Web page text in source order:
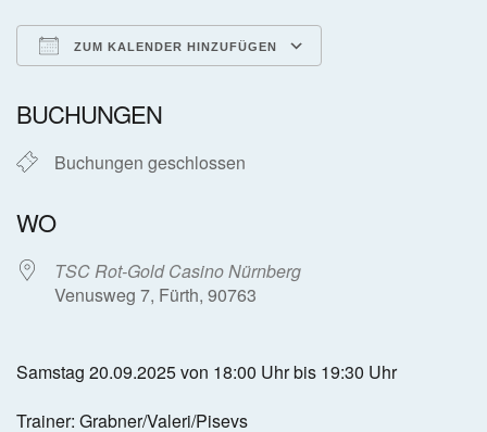
ZUM KALENDER HINZUFÜGEN
BUCHUNGEN
Buchungen geschlossen
WO
TSC Rot-Gold Casino Nürnberg
Venusweg 7, Fürth, 90763
Samstag 20.09.2025 von 18:00 Uhr bis 19:30 Uhr
Trainer: Grabner/Valeri/Pisevs